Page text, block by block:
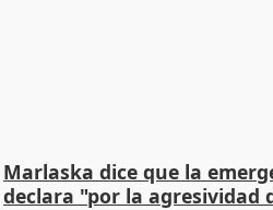
Marlaska dice que la
declara "por la agresividad